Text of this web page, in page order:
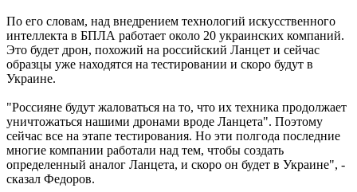
По его словам, над внедрением технологий искусственного
интеллекта в БПЛА работает около 20 украинских компаний.
Это будет дрон, похожий на российский Ланцет и сейчас
образцы уже находятся на тестировании и скоро будут в
Украине.
"Россияне будут жаловаться на то, что их техника продолжает
уничтожаться нашими дронами вроде Ланцета". Поэтому
сейчас все на этапе тестирования. Но эти полгода последние
многие компании работали над тем, чтобы создать
определенный аналог Ланцета, и скоро он будет в Украине", -
сказал Федоров.